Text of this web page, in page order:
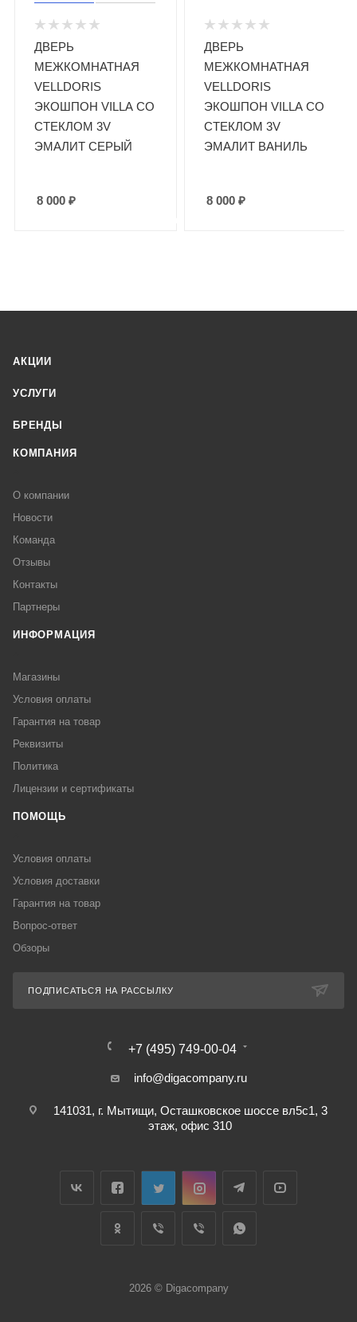
ДВЕРЬ
МЕЖКОМНАТНАЯ
VELLDORIS
ЭКОШПОН VILLA СО
СТЕКЛОМ 3V
ЭМАЛИТ СЕРЫЙ
8 000 ₽
ДВЕРЬ
МЕЖКОМНАТНАЯ
VELLDORIS
ЭКОШПОН VILLA СО
СТЕКЛОМ 3V
ЭМАЛИТ ВАНИЛЬ
8 000 ₽
АКЦИИ
УСЛУГИ
БРЕНДЫ
КОМПАНИЯ
О компании
Новости
Команда
Отзывы
Контакты
Партнеры
ИНФОРМАЦИЯ
Магазины
Условия оплаты
Гарантия на товар
Реквизиты
Политика
Лицензии и сертификаты
ПОМОЩЬ
Условия оплаты
Условия доставки
Гарантия на товар
Вопрос-ответ
Обзоры
ПОДПИСАТЬСЯ НА РАССЫЛКУ
+7 (495) 749-00-04
info@digacompany.ru
141031, г. Мытищи, Осташковское шоссе вл5с1, 3
этаж, офис 310
2026 © Digacompany